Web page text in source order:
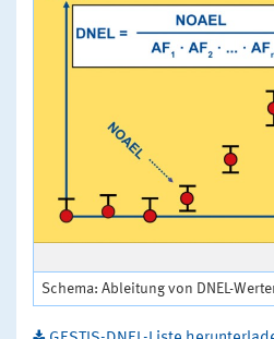
Schema: Ableitung von DNEL-